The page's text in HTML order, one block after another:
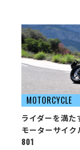
MOTORCYCLE
ライダーを満た
モーターサイ
801